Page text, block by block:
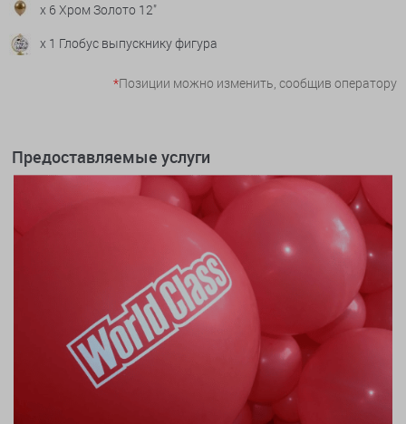
x 6 Хром Золото 12"
x 1 Глобус выпускнику фигура
*Позиции можно изменить, сообщив оператору
Предоставляемые услуги